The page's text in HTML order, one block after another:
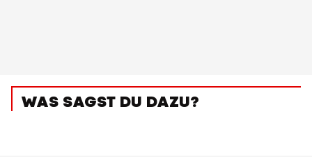
WAS SAGST DU DAZU?